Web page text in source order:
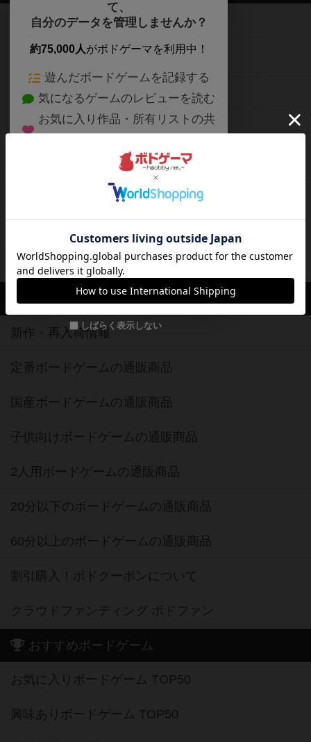
て、
自分のデータを管理しませんか？
約75,000人がボドゲーマを利用中！
遊んだボードゲームを記録する
気になるゲームのレビューを読む
お気に入り作品・所有リストの共
ログイン / 会員登録（10秒）
X
Apple Facebook
メールで会員登録
しばらく表示しない
ボードゲームを検索する
ボードゲームの新着レビュー
ボードゲーム会情報
メカニクス特集
掲示板・トピックス
ボドとも・会員一覧
ボドゲーマご利用案内
ボードゲーム通販
新作・再入荷情報
定番ボードゲームの通販商品
国産ボードゲームの通販商品
子供向けボードゲームの通販商品
2人用ボードゲームの通販商品
20分以下のボードゲームの通販商品
60分以上のボードゲームの通販商品
割引購入！ボドクーポンについて
クラウドファンディング ボドファン
おすすめボードゲーム
お気に入りボードゲーム TOP50
興味ありボードゲーム TOP50